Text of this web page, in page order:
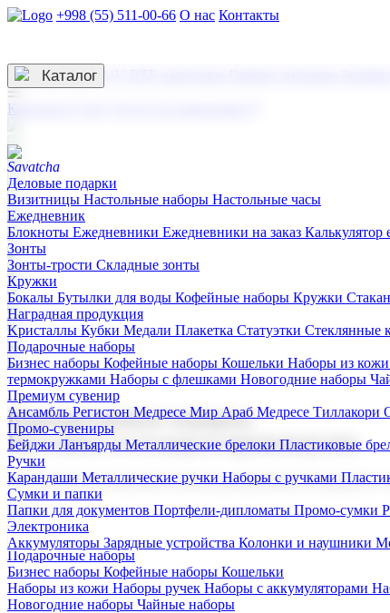
+998 (55) 511-00-66 О нас Контакты
3D гравировка
☰
Контакты
Каталог
Деловые подарки
Визитницы Настольные наборы Настольные часы
Ежедневник
Блокноты Ежедневники Ежедневники на заказ Калькулятор
Зонты
Зонты-трости Складные зонты
Кружки
Бокалы Бутылки для воды Кофейные наборы Кружки
Наградная продукция
Kристаллы Кубки Медали Плакетка Статуэтки Стеклянные
Подарочные наборы
Бизнес наборы Кофейные наборы Кошельки Наборы из кожи
термокружками Наборы с флешками Новогодние наборы
Премиум сувенир
Ансамбль Регистон Медресе Мир Араб Медресе Тиллакори
Промо-сувениры
Бейджи Ланъярды Металлические брелоки Пластиковые
Ручки
Карандаши Металлические ручки Наборы с ручками
Сумки и папки
Папки для документов Портфели-дипломаты Промо-сумки
Электроника
Аккумуляторы Зарядные устройства Колонки и наушники
Корпоративные подарки
Поставка со склада и производство
Мы предлагаем широкий выбор корпоративных подарков и
Подарочные наборы
Бизнес наборы Кофейные наборы Кошельки
Наборы из кожи Наборы ручек Наборы с аккумуляторами
Новогодние наборы Чайные наборы